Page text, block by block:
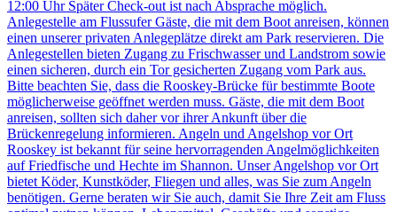
12:00 Uhr Später Check-out ist nach Absprache möglich.
Anlegestelle am Flussufer Gäste, die mit dem Boot anreisen, können
einen unserer privaten Anlegeplätze direkt am Park reservieren. Die
Anlegestellen bieten Zugang zu Frischwasser und Landstrom sowie
einen sicheren, durch ein Tor gesicherten Zugang vom Park aus.
Bitte beachten Sie, dass die Rooskey-Brücke für bestimmte Boote
möglicherweise geöffnet werden muss. Gäste, die mit dem Boot
anreisen, sollten sich daher vor ihrer Ankunft über die
Brückenregelung informieren. Angeln und Angelshop vor Ort
Rooskey ist bekannt für seine hervorragenden Angelmöglichkeiten
auf Friedfische und Hechte im Shannon. Unser Angelshop vor Ort
bietet Köder, Kunstköder, Fliegen und alles, was Sie zum Angeln
benötigen. Gerne beraten wir Sie auch, damit Sie Ihre Zeit am Fluss